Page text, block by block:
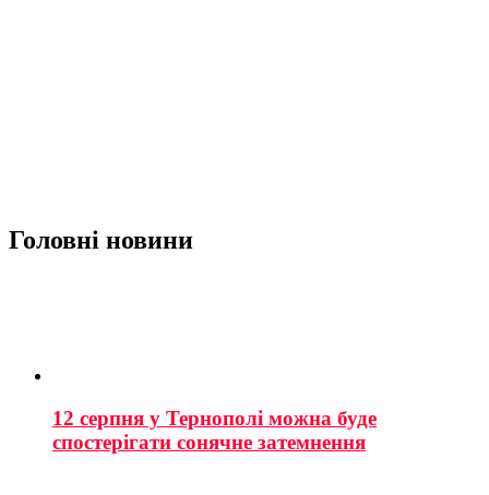
Головні новини
12 серпня у Тернополі можна буде
спостерігати сонячне затемнення